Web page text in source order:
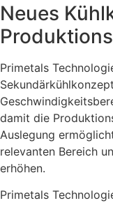
Neues
Primetals
damit die
Auslegung
relevanten Bereich
erhöhen.
Primetals